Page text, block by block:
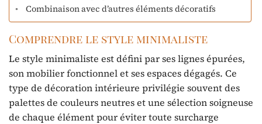
Combinaison avec d’autres éléments décoratifs
Comprendre le style minimaliste
Le style minimaliste est défini par ses lignes épurées,
son mobilier fonctionnel et ses espaces dégagés. Ce
type de décoration intérieure privilégie souvent des
palettes de couleurs neutres et une sélection soigneuse
de chaque élément pour éviter toute surcharge